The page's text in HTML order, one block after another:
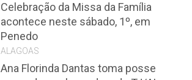
Celebração da Missa da Família
acontece neste sábado, 1º, em
Penedo
ALAGOAS
Ana Florinda Dantas toma posse